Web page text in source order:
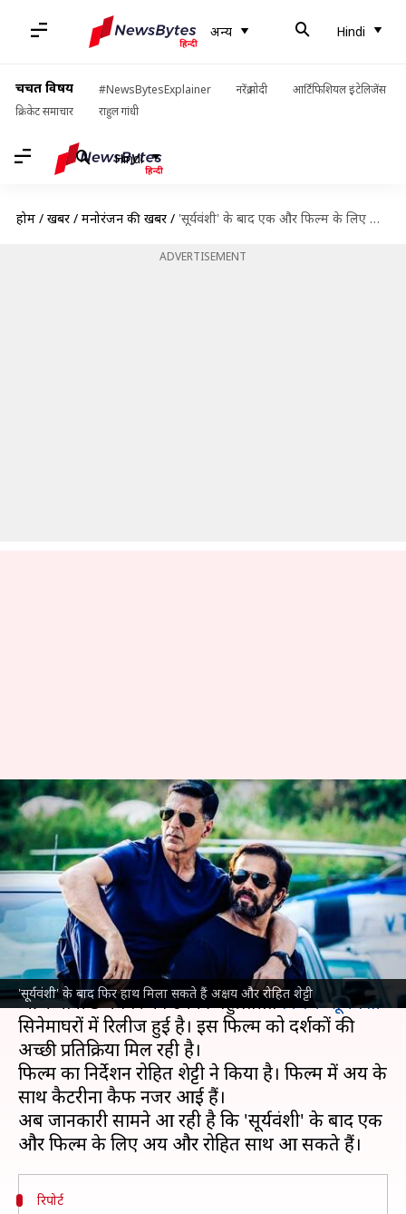
अन्य Hindi
चर्चित विषय #NewsBytesExplainer नरेंद्र मोदी
आर्टिफिशियल इंटेलिजेंस
क्रिकेट समाचार
राहुल गांधी
Hindi
होम / खबरें / मनोरंजन की खबरें / 'सूर्यवंशी' के बाद एक और फिल्म के लिए साथ आएंगे अक्षय और रोहित शेट्टी- रिपोर्ट
ADVERTISEMENT
'सूर्यवंशी' के बाद फिर हाथ मिला सकते हैं अक्षय और रोहित शेट्टी
'सूर्यवंशी' के बाद एक और फिल्म के
लिए साथ आएंगे अक्षय और रोहित
शेट्टी- रिपोर्ट
लेखन चंद्रशेखर कुमार Nov 05, 2021 07:44 pm
क्या है खबर?
अक्षय कुमारको बॉलीवुड में सुपरस्टार का दर्जा हासिल है।
आज यानी 5 नवंबर को उनकी बहुप्रतीक्षितफिल्म 'सूर्यवंशी'
सिनेमाघरों में रिलीज हुई है। इस फिल्म को दर्शकों की
अच्छी प्रतिक्रिया मिल रही है।
फिल्म का निर्देशन रोहित शेट्टी ने किया है। फिल्म में अक्षय के
साथ कैटरीना कैफ नजर आई हैं।
अब जानकारी सामने आ रही है कि 'सूर्यवंशी' के बाद एक
रिपोर्ट